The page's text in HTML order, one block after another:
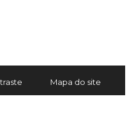
Mapa do site